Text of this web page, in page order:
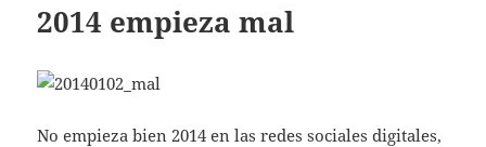
2014 empieza mal
No empieza bien 2014 en las redes sociales digitales,